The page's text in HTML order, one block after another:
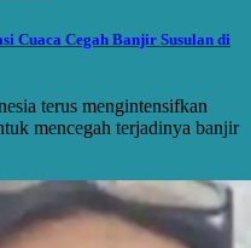
Cuaca Cegah Banjir Susulan di
terus mengintensifkan
mencegah terjadinya banjir